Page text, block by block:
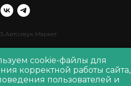
Автозвук Маркет
cookie-файлы для
корректной работы сайта,
пользователей и